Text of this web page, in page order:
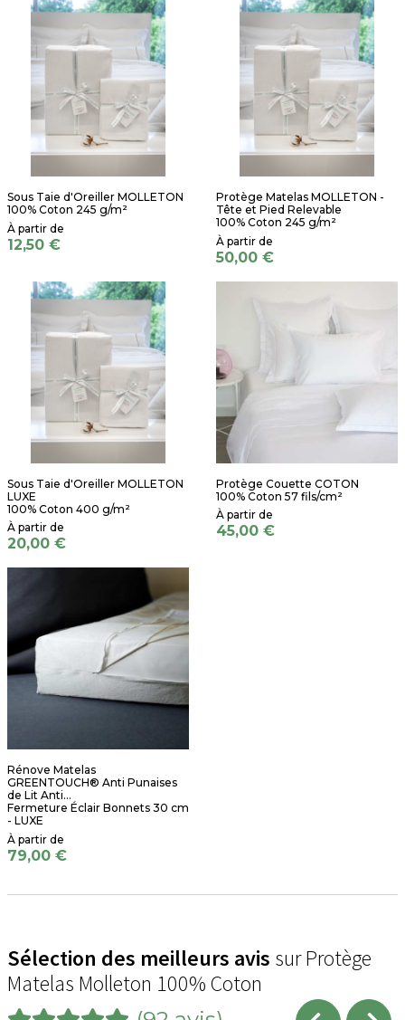
Sous Taie d'Oreiller MOLLETON
100% Coton 245 g/m²
12,50 €
Protège Matelas MOLLETON -
Tête et Pied Relevable
100% Coton 245 g/m²
50,00 €
Sous Taie d'Oreiller MOLLETON
LUXE
100% Coton 400 g/m²
20,00 €
Protège Couette COTON
100% Coton 57 fils/cm²
45,00 €
Rénove Matelas
GREENTOUCH® Anti Punaises
de Lit Anti...
Fermeture Éclair Bonnets 30 cm
- LUXE
79,00 €
Sélection des meilleurs avis sur Protège
Matelas Molleton 100% Coton